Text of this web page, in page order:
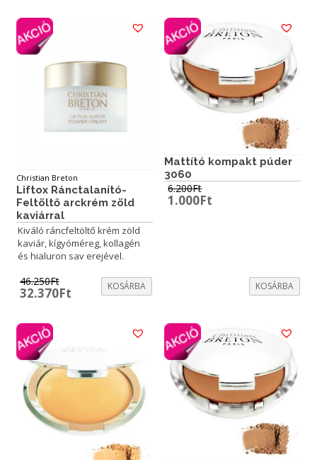
24.490Ft.
Christian Breton
Liftox Ránctalanító-
Feltöltő arckrém zöld
kaviárral
Kiváló ráncfeltöltő krém zöld
kaviár, kígyóméreg, kollagén
és hialuron sav erejével.
46.250Ft
Original
46.250Ft.
32.370FtCurrentKOSÁRBA
Mattító kompakt púder
3060
6.200Ft
Original
1.000Ft
KOSÁRBA